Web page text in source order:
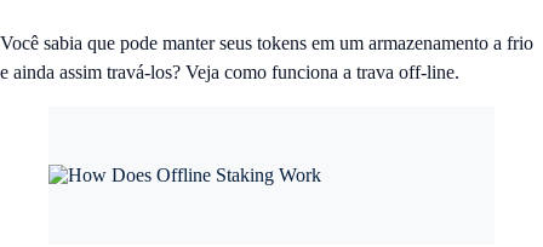
Você sabia que pode manter seus tokens em um armazenamento a frio
e ainda assim travá-los? Veja como funciona a trava off-line.